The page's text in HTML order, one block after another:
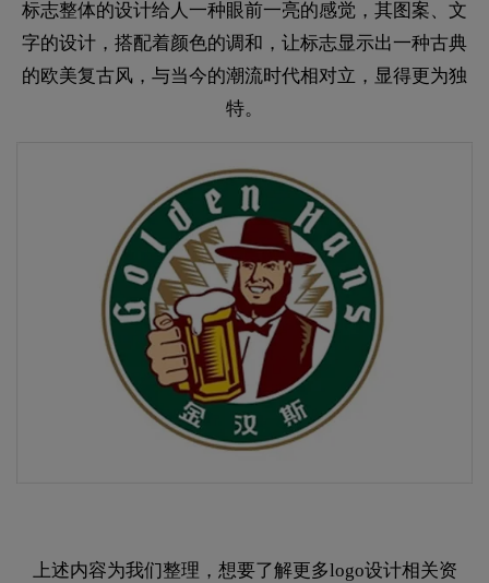
标志整体的设计给人一种眼前一亮的感觉，其图案、文
字的设计，搭配着颜色的调和，让标志显示出一种古典
的欧美复古风，与当今的潮流时代相对立，显得更为独
特。
上述内容为我们整理，想要了解更多logo设计相关资